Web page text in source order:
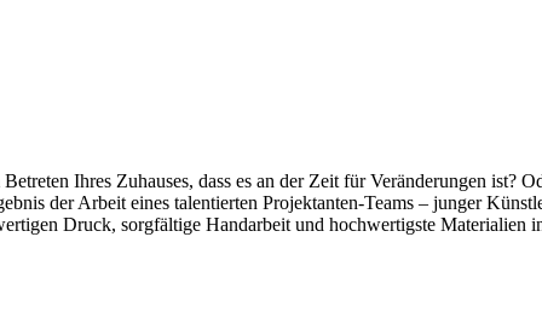
Ihres Zuhauses, dass es an der Zeit für Veränderungen ist?
der Arbeit eines talentierten Projektanten-Teams – junger
Druck, sorgfältige Handarbeit und hochwertigste Materialien